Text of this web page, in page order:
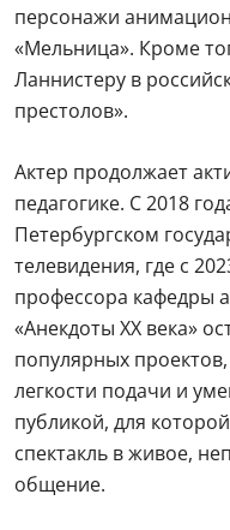
персонажи
«Мельница». Кроме
Ланнистеру в
престолов».
Актер продолжает
педагогике. С 2018
Петербургском
телевидения, где с
профессора кафедры
«Анекдоты XX века»
популярных
легкости подачи и
публикой, для
спектакль в живое,
общение.